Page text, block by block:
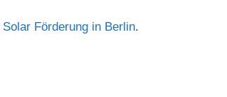
Förderung in Berlin.